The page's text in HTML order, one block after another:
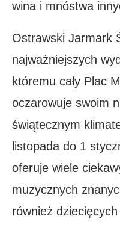
wina i mnóstwa
Ostrawski Jarmark
najważniejszych
któremu cały Plac
oczarowuje swoim
świątecznym
listopada do 1
oferuje wiele
muzycznych
również